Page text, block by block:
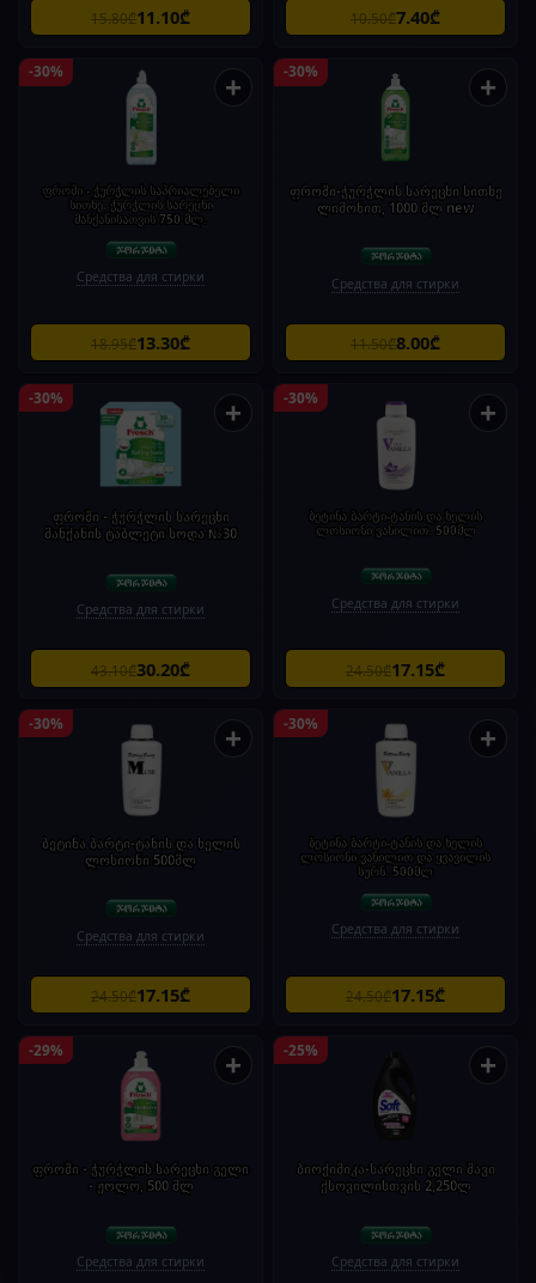
15.80₾11.10₾ 10.50₾7.40₾
-30% +
ფროში - ჭურჭლის საპრიალებელი
სითხე, ჭურჭლის სარეცხი
მანქანისათვის 750 მლ.
Средства для стирки
18.95₾13.30₾
-30% +
ფროში-ჭურჭლის სარეცხი სითხე
ლიმონით, 1000 მლ new
Средства для стирки
11.50₾8.00₾
-30% +
ფროში - ჭურჭლის სარეცხი
მანქანის ტაბლეტი სოდა №30
Средства для стирки
43.10₾30.20₾
-30% +
ბეტინა ბარტი-ტანის და ხელის
ლოსიონი ვანილით. 500მლ
Средства для стирки
24.50₾17.15₾
-30% +
ბეტინა ბარტი-ტანის და ხელის
ლოსიონი 500მლ
Средства для стирки
24.50₾17.15₾
-30% +
ბეტინა ბარტი-ტანის და ხელის
ლოსიონი ვანილით და ყვავილის
სურნ. 500მლ
Средства для стирки
24.50₾17.15₾
-29% +
ფროში - ჭურჭლის სარეცხი გელი
- ჟოლო, 500 მლ
Средства для стирки
-25% +
ბიოქიმიკა-სარეცხი გელი შავი
ქსოვილისთვის 2,250ლ
Средства для стирки